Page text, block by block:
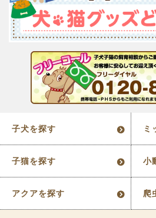
子犬を探す ミ
子猫を探す 小
アクアを探す 爬